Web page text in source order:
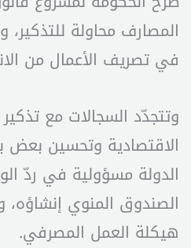
المصارف محاولة
في تصريف الأعمال من
وتتجدّد السجالات مع
الاقتصادية وتحسين بعض
الدولة مسؤولية في ردّ
الصندوق المنوي
هيكلة العمل المصرفي.